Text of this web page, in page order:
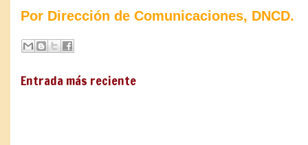
Por Dirección de Comunicaciones, DNCD.
Entrada más reciente